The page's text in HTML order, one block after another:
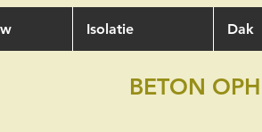
Isolatie Dak
BETON